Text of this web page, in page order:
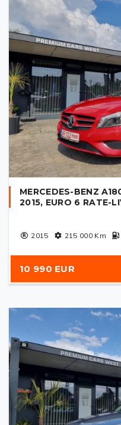
MERCEDES-BENZ
2015, EURO 6 RATE-
2015 215 000Km
10 990 EUR